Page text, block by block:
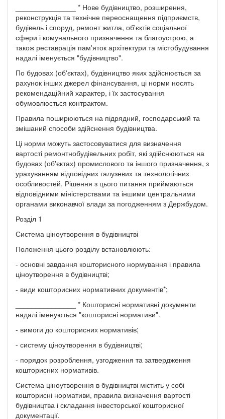
_______________ * Нове будівництво, розширення,
реконструкція та технічне переоснащення підприємств,
будівель і споруд, ремонт житла, об'єктів соціальної
сфери і комунального призначення та благоустрою, а
також реставрація пам'яток архітектури та містобудування
надалі іменується "будівництво".
По будовах (об'єктах), будівництво яких здійснюється за
рахунок інших джерел фінансування, ці норми носять
рекомендаційний характер, і їх застосування
обумовлюється контрактом.
Правила поширюються на підрядний, господарський та
змішаний способи здійснення будівництва.
Ці норми можуть застосовуватися для визначення
вартості ремонтнобудівельних робіт, які здійснюються на
будовах (об'єктах) промислового та іншого призначення, з
урахуванням відповідних галузевих та технологічних
особливостей. Рішення з цього питання приймаються
відповідними міністерствами та іншими центральними
органами виконавчої влади за погодженням з Держбудом.
Розділ 1
Система ціноутворення в будівництві
Положення цього розділу встановлюють:
- основні завдання кошторисного нормування і правила
ціноутворення в будівництві;
- види кошторисних нормативних документів*;
_______________ * Кошторисні нормативні документи
надалі іменуються "кошторисні нормативи".
- вимоги до кошторисних нормативів;
- систему ціноутворення в будівництві;
- порядок розроблення, узгодження та затвердження
кошторисних нормативів.
Система ціноутворення в будівництві містить у собі
кошторисні нормативи, правила визначення вартості
будівництва і складання інвесторської кошторисної
документації.